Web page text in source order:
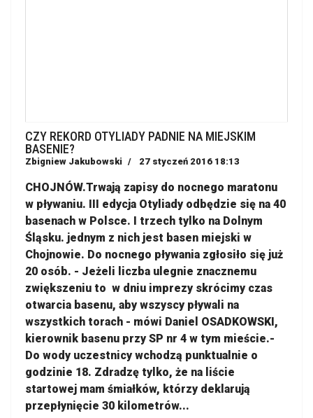
CZY REKORD OTYLIADY PADNIE NA MIEJSKIM
BASENIE?
Zbigniew Jakubowski 27 styczeń 2016 18:13
CHOJNÓW.Trwają zapisy do nocnego maratonu
w pływaniu. III edycja Otyliady odbędzie się na 40
basenach w Polsce. I trzech tylko na Dolnym
Śląsku. jednym z nich jest basen miejski w
Chojnowie. Do nocnego pływania zgłosiło się już
20 osób. - Jeżeli liczba ulegnie znacznemu
zwiększeniu to w dniu imprezy skrócimy czas
otwarcia basenu, aby wszyscy pływali na
wszystkich torach - mówi Daniel OSADKOWSKI,
kierownik basenu przy SP nr 4 w tym mieście.-
Do wody uczestnicy wchodzą punktualnie o
godzinie 18. Zdradzę tylko, że na liście
startowej mam śmiałków, którzy deklarują
przepłynięcie 30 kilometrów...